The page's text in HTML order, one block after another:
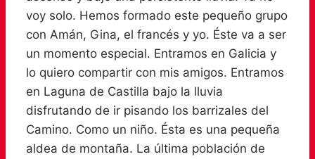
voy solo. Hemos formado este pequeño grupo
con Amán, Gina, el francés y yo. Éste va a ser
un momento especial. Entramos en Galicia y
lo quiero compartir con mis amigos. Entramos
en Laguna de Castilla bajo la lluvia
disfrutando de ir pisando los barrizales del
Camino. Como un niño. Ésta es una pequeña
aldea de montaña. La última población de